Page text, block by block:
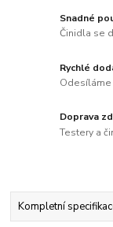
Snadné
Činidla se
Rychlé
Doprava
Testery a
Kompletní